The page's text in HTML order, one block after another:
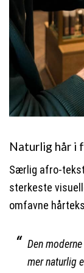
Naturlig hår i
Særlig afro-
sterkeste
omfavne
Den
mer naturlig